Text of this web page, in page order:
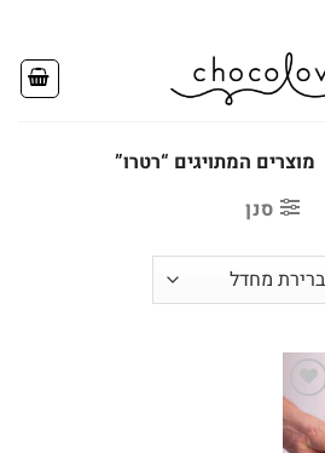
מוצרים המתויגים “רטרו”
סנן
Add to
wishlist